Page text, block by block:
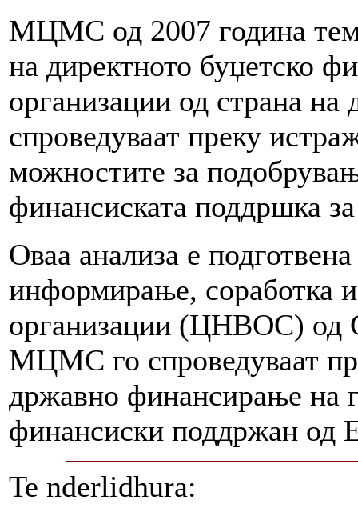
МЦМС од 2007 година
на директното буџетско
организации од страна на
спроведуваат преку
можностите за
финансиската поддршка
Оваа анализа е
информирање, соработка и
организации (ЦНВОС) од
МЦМС го спроведуваат
државно финансирање на
финансиски поддржан од
Te nderlidhura: